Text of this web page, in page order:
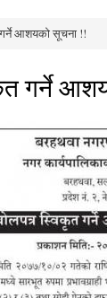
आशयको सूचना !!
गर्ने